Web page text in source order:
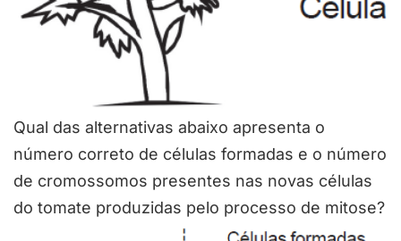
Qual das alternativas abaixo apresenta o
número correto de células formadas e o número
de cromossomos presentes nas novas células
do tomate produzidas pelo processo de mitose?